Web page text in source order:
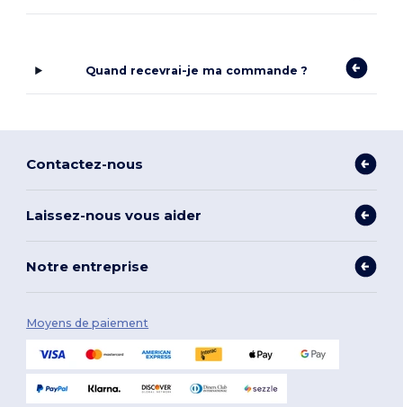
Quand recevrai-je ma commande ?
Contactez-nous
Laissez-nous vous aider
Notre entreprise
Moyens de paiement